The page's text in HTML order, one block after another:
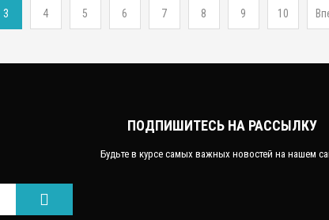
3 4 5 6 7 8 9 10
ПОДПИШИТЕСЬ НА РАССЫЛКУ
Будьте в курсе самых важных новостей на нашем